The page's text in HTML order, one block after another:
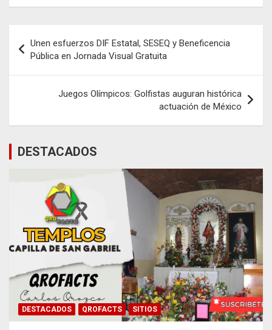
de
entradas
Unen esfuerzos DIF Estatal, SESEQ y Beneficencia
Pública en Jornada Visual Gratuita
Juegos Olímpicos: Golfistas auguran histórica
actuación de México
DESTACADOS
DESTACADOS QROFACTS SITIOS